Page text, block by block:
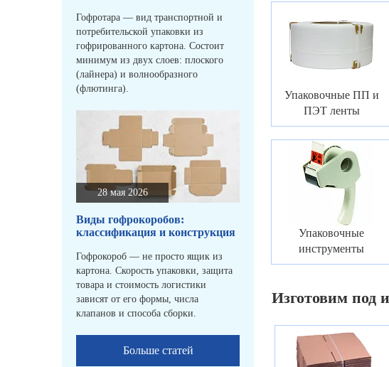
Гофротара — вид транспортной и
потребительской упаковки из
гофрированного картона. Состоит
минимум из двух слоев: плоского
(лайнера) и волнообразного
(флютинга).
28 мая 2026
Виды гофрокоробов:
классификация и конструкция
Гофрокороб — не просто ящик из
картона. Скорость упаковки, защита
товара и стоимость логистики
зависят от его формы, числа
клапанов и способа сборки.
Больше статей
Упаковочные ПП и
ПЭТ ленты
Упаковочные
инструменты
Изготовим под